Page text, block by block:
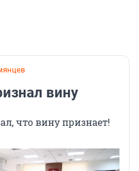
вину
что вину признает!